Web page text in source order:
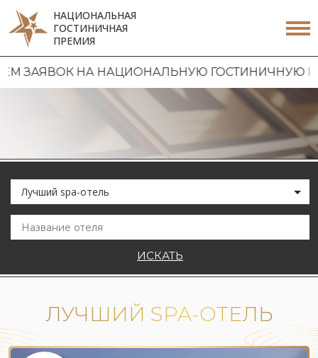
НАЦИОНАЛЬНАЯ
ГОСТИНИЧНАЯ
ПРЕМИЯ
ЗАЯВОК НА НАЦИОНАЛЬНУЮ ГОСТИНИЧНУЮ
Лучший spa-отель
ИСКАТЬ
ЛУЧШИЙ SPA-ОТЕЛЬ